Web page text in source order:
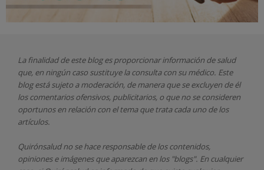
La finalidad de este blog es proporcionar información de salud
que, en ningún caso sustituye la consulta con su médico. Este
blog está sujeto a moderación, de manera que se excluyen de él
los comentarios ofensivos, publicitarios, o que no se consideren
oportunos en relación con el tema que trata cada uno de los
artículos.
Quirónsaludno se hace responsable de los contenidos,
opiniones e imágenes que aparezcan en los "blogs". En cualquier